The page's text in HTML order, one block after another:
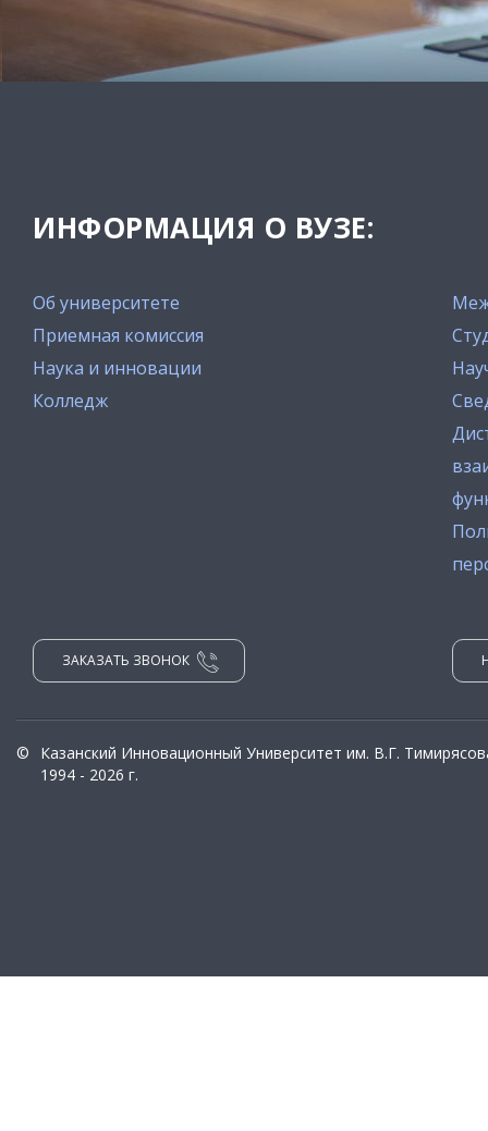
ИНФОРМАЦИЯ О ВУЗЕ:
Об университете
Приемная комиссия
Наука и инновации
Колледж
ЗАКАЗАТЬ ЗВОНОК
©
Казанский Инновационный Университет им. В.Г.
1994 - 2026 г.